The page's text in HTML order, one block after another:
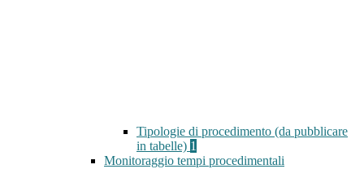
Tipologie di procedimento (da pubblicare
in tabelle) 1
Monitoraggio tempi procedimentali